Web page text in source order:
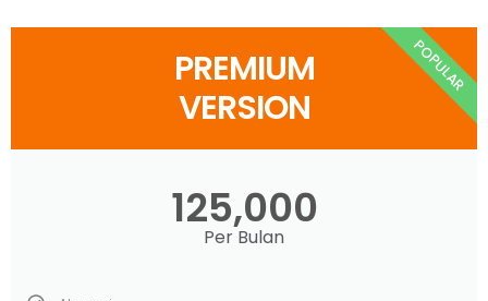
PREMIUM
VERSION
125,000
Per Bulan
POPULAR